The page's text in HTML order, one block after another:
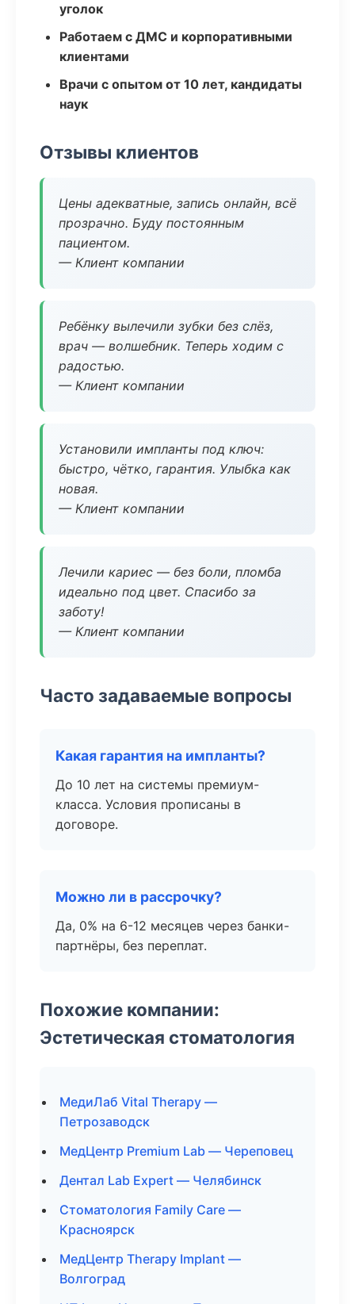
уголок
Работаем с ДМС и корпоративными
клиентами
Врачи с опытом от 10 лет, кандидаты
наук
Отзывы клиентов
Цены адекватные, запись онлайн, всё
прозрачно. Буду постоянным
пациентом.
— Клиент компании
Ребёнку вылечили зубки без слёз,
врач — волшебник. Теперь ходим с
радостью.
— Клиент компании
Установили импланты под ключ:
быстро, чётко, гарантия. Улыбка как
новая.
— Клиент компании
Лечили кариес — без боли, пломба
идеально под цвет. Спасибо за
заботу!
— Клиент компании
Часто задаваемые вопросы
Какая гарантия на импланты?
До 10 лет на системы премиум-
класса. Условия прописаны в
договоре.
Можно ли в рассрочку?
Да, 0% на 6-12 месяцев через банки-
партнёры, без переплат.
Похожие компании:
Эстетическая стоматология
МедиЛаб Vital Therapy —
Петрозаводск
МедЦентр Premium Lab — Череповец
Дентал Lab Expert — Челябинск
Стоматология Family Care —
Красноярск
МедЦентр Therapy Implant —
Волгоград